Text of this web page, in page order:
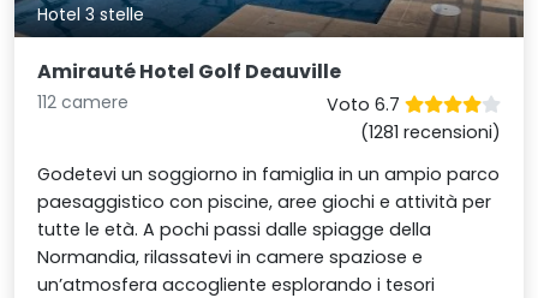
Hotel 3 stelle
Amirauté Hotel Golf Deauville
112 camere
Voto 6.7
(1281 recensioni)
Godetevi un soggiorno in famiglia in un ampio parco
paesaggistico con piscine, aree giochi e attività per
tutte le età. A pochi passi dalle spiagge della
Normandia, rilassatevi in camere spaziose e
un’atmosfera accogliente esplorando i tesori